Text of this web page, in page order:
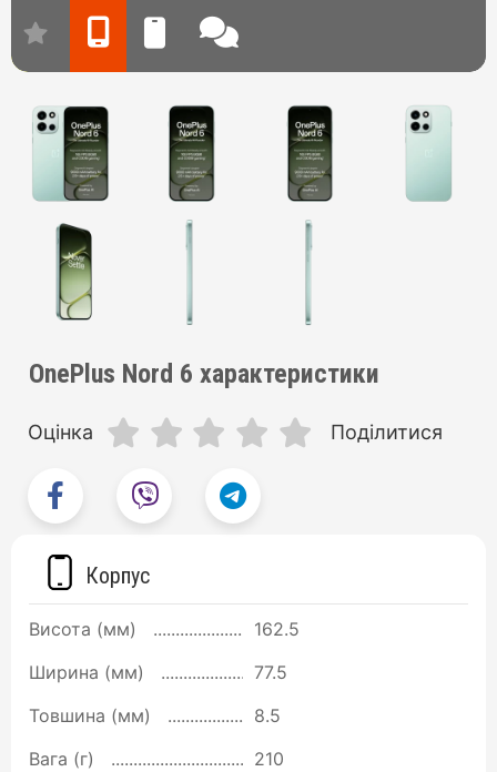
OnePlus Nord 6 характеристики
Оцінка Поділитися
Корпус
Висота (мм)
162.5
Ширина (мм)
77.5
Товшина (мм)
8.5
Вага (г)
210